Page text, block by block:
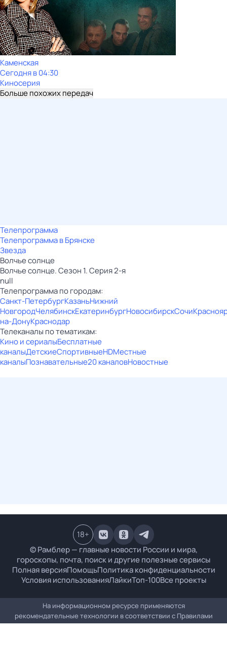
Каменская
Сегодня в 04:30
Киносерия
Больше похожих передач
Телепрограмма
Телепрограмма в Брянске
Звезда
Волчье солнце
Волчье солнце. Сезон 1. Серия 2-я
null
Телепрограмма по городам:
Санкт-ПетербургКазаньНижний
НовгородЧелябинскЕкатеринбургНовосибирскСочи
на-ДонуКраснодар
Телеканалы по тематикам:
Кино и сериалыБесплатные
каналыДетскиеСпортивныеHDМестные
каналыПознавательные20 каналовНовостные
© Рамблер — главные новости России и мира,
гороскопы, почта, поиск и другие полезные сервисы
Полная версияПомощьПолитика конфиденциальности
Условия использованияЛайкиТоп-100Все проекты
18+
На информационном ресурсе применяются
рекомендательные технологии в соответствии с Правилами